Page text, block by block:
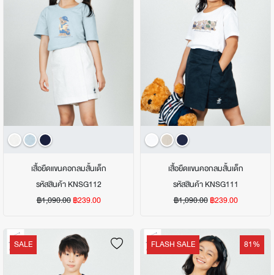
เสื้อยืดแขนคอกลมสั้นเด็ก
รหัสสินค้า KNSG112
฿1,090.00 ฿239.00
เสื้อยืดแขนคอกลมสั้นเด็ก
รหัสสินค้า KNSG111
฿1,090.00 ฿239.00
SALE FLASH SALE 81%